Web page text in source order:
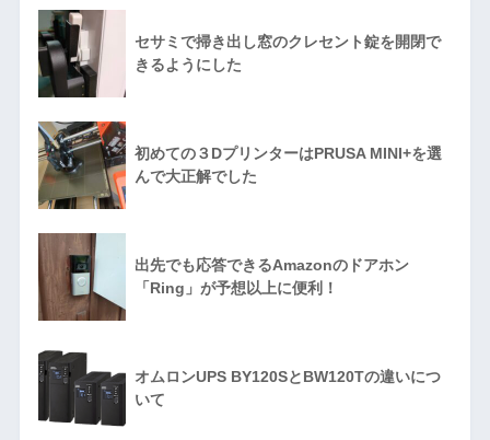
セサミで掃き出し窓のクレセント錠を開閉で
きるようにした
初めての３DプリンターはPRUSA MINI+を選
んで大正解でした
出先でも応答できるAmazonのドアホン
「Ring」が予想以上に便利！
オムロンUPS BY120SとBW120Tの違いにつ
いて